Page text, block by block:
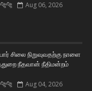
Aug 06, 2026
சிலை நிறுவுவதற்கு நாளை
நீதவான் நீதிமன்றம்
Aug 04, 2026